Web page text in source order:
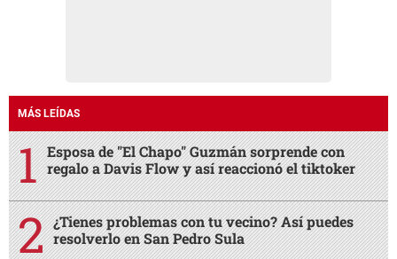
MÁS LEÍDAS
Esposa de "El Chapo" Guzmán sorprende con
regalo a Davis Flow y así reaccionó el tiktoker
¿Tienes problemas con tu vecino? Así puedes
resolverlo en San Pedro Sula